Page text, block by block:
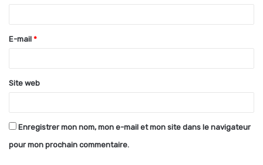
e
*
E-mail *
Site web
Enregistrer mon nom, mon e-mail et mon site dans le navigateur
pour mon prochain commentaire.